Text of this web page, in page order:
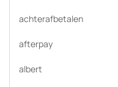
achterafbetalen
afterpay
albert